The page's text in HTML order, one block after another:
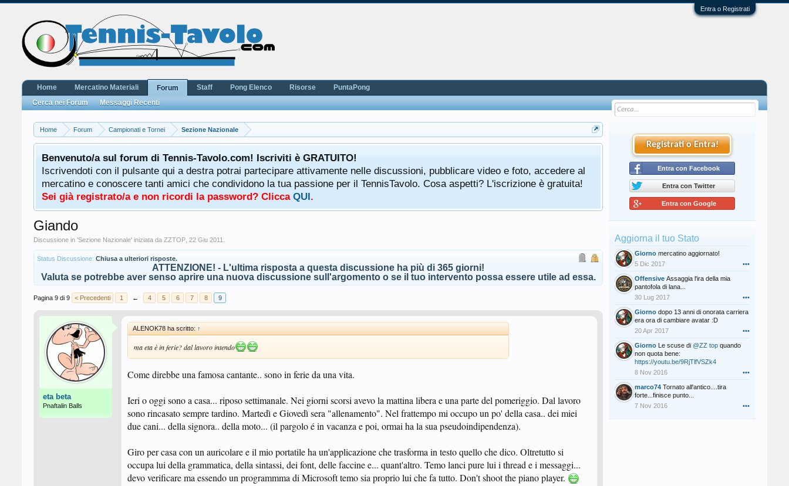
Entra o Registrati
Home Forum Campionati e Tornei Sezione Nazionale
Benvenuto/a sul forum di Tennis-Tavolo.com! Iscriviti è GRATUITO!
Iscrivendoti con il pulsante qui a destra potrai partecipare attivamente nelle discussioni, pubblicare video e foto, accedere al
mercatino e conoscere tanti amici che condividono la tua passione per il TennisTavolo. Cosa aspetti? L'iscrizione è gratuita!
Sei già registrato/a e non ricordi la password? Clicca QUI.
Giando
Discussione in 'Sezione Nazionale' iniziata da ZZTOP 22 Giu 2011
Status Discussione: Chiusa a ulteriori risposte.
ATTENZIONE! - L'ultima risposta a questa discussione ha più di 365 giorni!
Valuta se potrebbe aver senso aprire una nuova discussione sull'argomento o se il tuo intervento possa essere utile ad essa.
Pagina 9 di 9 < Precedenti 1 ← 4 5 6 7 8 9
eta beta
Pnaftalin Balls
ALENOK78 ha scritto: ↑
ma eta è in ferie? dal lavoro intendo
Come direbbe una famosa cantante.. sono in ferie da una vita.
Ieri o oggi sono a casa... riposo settimanale. Nei giorni scorsi avevo la mattina libera e una parte del pomeriggio. Dal lavoro
sono rincasato sempre tardino. Martedì e Giovedì sera "allenamento". Nel frattempo mi occupo un po' della casa.. dei miei
due cani... della signora.. della moto... (il pargolo é in vacanza e poi, ormai ha la sua pseudoindipendenza).
Giro per casa con un auricolare e il mio portatile ha un'applicazione che trasforma in testo quello che dico. Oltretutto si
occupa lui della grammatica, della sintassi, dei font, delle faccine e... quant'altro. Temo lanci pure lui i thread e i messaggi...
devo verificare ma essendo un programmma di Microsoft temo sia proprio lui che fa tutto. Don't shoot the piano player.
Registrati o Entra!
Entra con Facebook
Entra con Twitter
Entra con Google
Aggiorna il tuo Stato
Giorno mercatino aggiornato!
5 Dic 2017
•••
Offensive Assaggia l'ira della mia
pantofola di lana...
30 Lug 2017
•••
Giorno dopo 13 anni di onorata carriera
era ora di cambiare avatar :D
20 Apr 2017
•••
Giorno Le scuse di @ZZ top quando
non quota bene:
https://youtu.be/9RjTlfVSZk4
8 Nov 2016
•••
marco74 Tornato all'antico....tira
forte...finisce punto...
7 Nov 2016
•••
Home Mercatino Materiali
Forum
Cerca nei Forum
Messaggi Recenti
Staff Pong Elenco Risorse PuntaPong